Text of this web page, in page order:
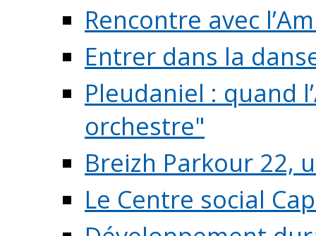
Rencontre avec
Entrer dans la
Pleudaniel : quand
orchestre"
Breizh Parkour 22,
Le Centre social